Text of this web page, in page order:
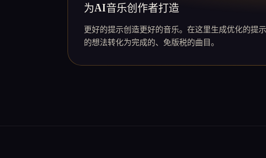
为AI音乐创作者打造
更好的提示创造更好的音乐。在这里生成优化的提
的想法转化为完成的、免版税的曲目。